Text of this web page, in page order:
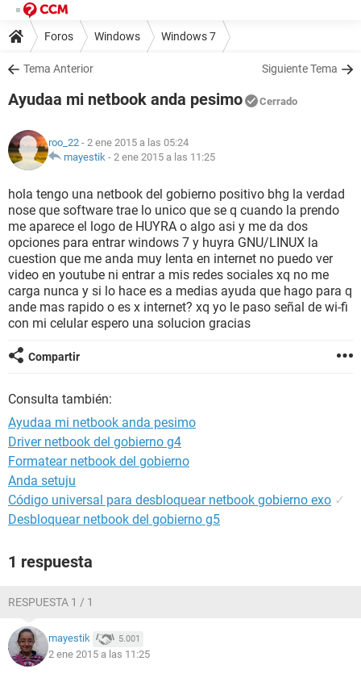
Foros Windows Windows 7
Tema Anterior Siguiente Tema
Ayudaa mi netbook anda pesimo Cerrado
roo_22 - 2 ene 2015 a las 05:24
mayestik - 2 ene 2015 a las 11:25
hola tengo una netbook del gobierno positivo bhg la verdad
nose que software trae lo unico que se q cuando la prendo
me aparece el logo de HUYRA o algo asi y me da dos
opciones para entrar windows 7 y huyra GNU/LINUX la
cuestion que me anda muy lenta en internet no puedo ver
video en youtube ni entrar a mis redes sociales xq no me
carga nunca y si lo hace es a medias ayuda que hago para q
ande mas rapido o es x internet? xq yo le paso señal de wi-fi
con mi celular espero una solucion gracias
Compartir
Consulta también:
Ayudaa mi netbook anda pesimo
Driver netbook del gobierno g4
Formatear netbook del gobierno
Anda setuju
Código universal para desbloquear netbook gobierno exo ✓
Desbloquear netbook del gobierno g5
1 respuesta
RESPUESTA 1 / 1
mayestik 5.001
2 ene 2015 a las 11:25